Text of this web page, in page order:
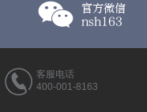
官方微信
nsh163
客服电话
400-001-8163